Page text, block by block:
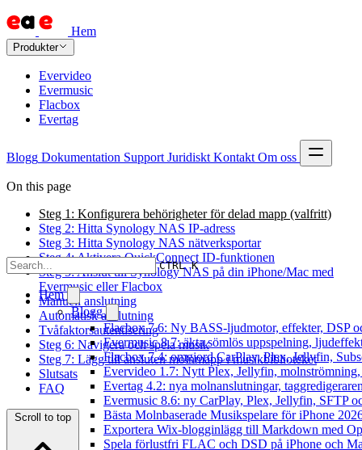
Hem
Produkter
Evervideo
Evermusic
Flacbox
Evertag
Blogg Dokumentation Support Juridiskt Kontakt Om oss
CTRL K
Hem
Blogg
Flacbox 7.6: Ny BASS-ljudmotor, effekter, DSP
Evermusic 8.7: äkta sömlös uppspelning,
Flacbox 7.4: omgjord CarPlay, Plex, Jellyfin,
Evervideo 1.7: Nytt Plex, Jellyfin, molnströmning,
Evertag 4.2: nya molnanslutningar,
Evermusic 8.6: ny CarPlay, Plex, Jellyfin, SFTP
Bästa Molnbaserade Musikspelare för iPhone
Exportera Wix-blogginlägg till Markdown med
Spela förlustfri FLAC och DSD på iPhone och
On this page
Steg 1: Konfigurera behörigheter för delad mapp (valfritt)
Steg 2: Hitta Synology NAS IP-adress
Steg 3: Hitta Synology NAS nätverksportar
Steg 4: Aktivera QuickConnect ID-funktionen
Steg 5: Anslut till Synology NAS på din iPhone/Mac med
Evermusic eller Flacbox
Manuell anslutning
Automatisk anslutning
Tvåfaktorsautentisering
Steg 6: Navigera och spela musik
Steg 7: Lägg till ansluten molnmapp i musikbiblioteket
Slutsats
FAQ
Scroll to top